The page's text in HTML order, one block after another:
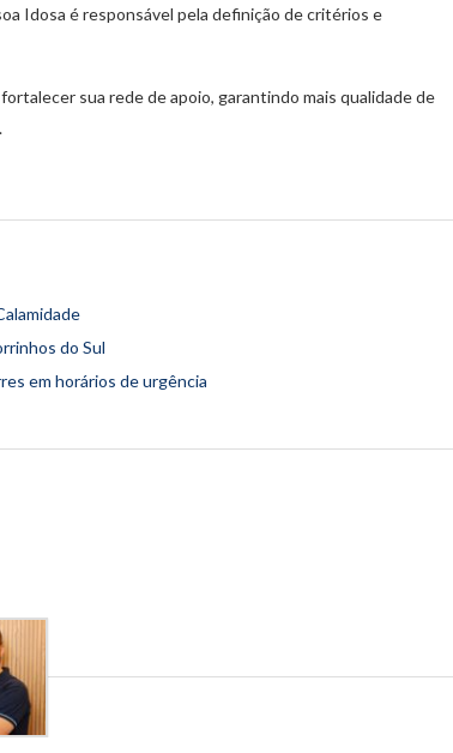
Idosa é responsável pela definição de critérios e
sua rede de apoio, garantindo mais qualidade de
do Sul
em horários de urgência